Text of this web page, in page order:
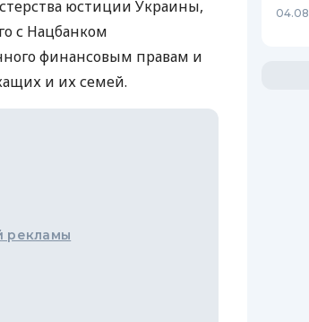
юстиции Украины,
с Нацбанком
финансовым правам и
и их семей.
рекламы